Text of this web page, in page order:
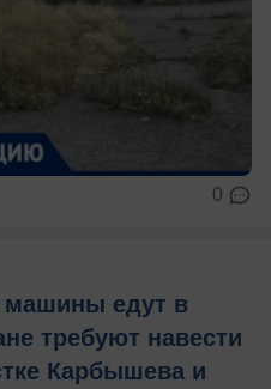
0
машины едут в
требуют навести
Карбышева и